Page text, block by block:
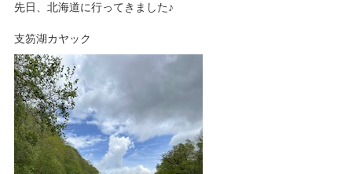
先日、北海道に行ってきました♪
支笏湖カヤック